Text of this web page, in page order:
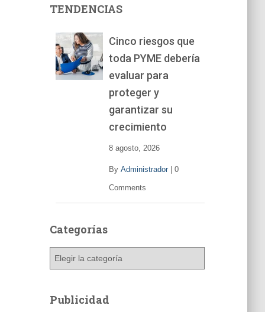
tTENDENCIAS
Cinco riesgos que
toda PYME debería
evaluar para
proteger y
garantizar su
crecimiento
8 agosto, 2026
By Administrador| 0
Comments
Categorías
g
Publicidad